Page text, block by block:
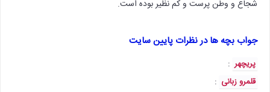
شجاع و وطن پرست و کم نظیر بوده است.
جواب بچه ها در نظرات پایین سایت
پریچهر :
قلمرو زبانی :